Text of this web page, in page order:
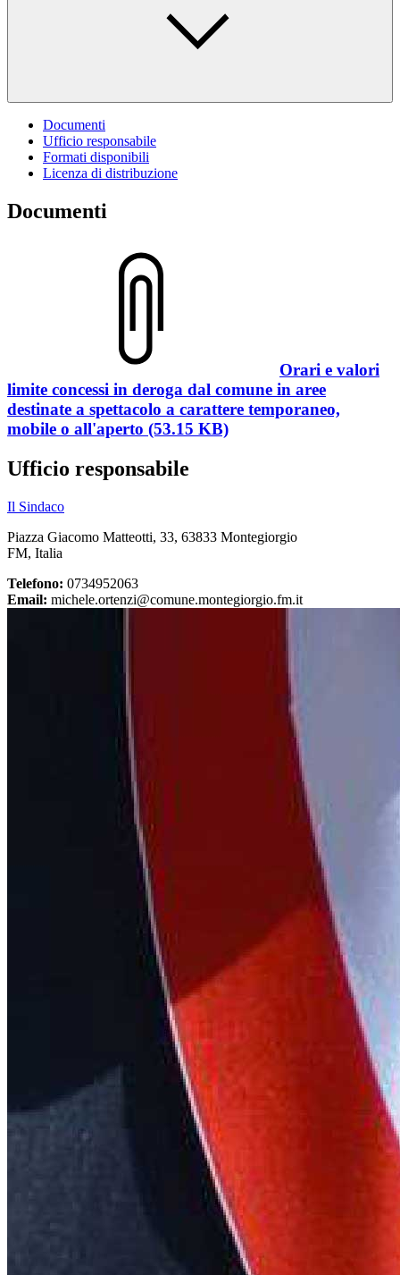
Documenti
Ufficio responsabile
Formati disponibili
Licenza di distribuzione
Documenti
Orari e valori
limite concessi in deroga dal comune in aree
destinate a spettacolo a carattere temporaneo,
mobile o all'aperto (53.15 KB)
Ufficio responsabile
Il Sindaco
Piazza Giacomo Matteotti, 33, 63833 Montegiorgio
FM, Italia
Telefono: 0734952063
Email: michele.ortenzi@comune.montegiorgio.fm.it